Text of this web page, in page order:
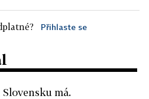
Přihlaste se
má.